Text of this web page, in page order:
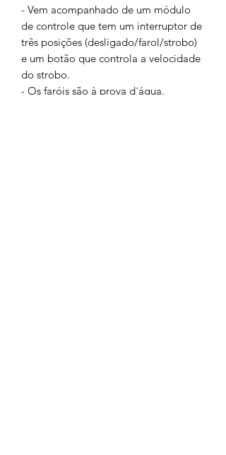
- Vem acompanhado de um módulo
de controle que tem um interruptor de
três posições (desligado/farol/strobo)
e um botão que controla a velocidade
do strobo.
- Os faróis são à prova d´água.